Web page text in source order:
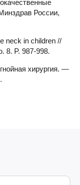
России,
neck in children //
8. P. 987-998.
хирургия. —